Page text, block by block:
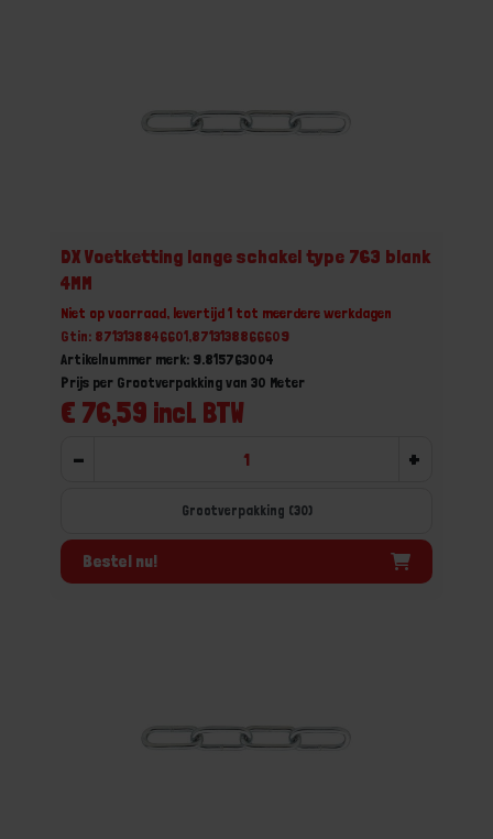
DX Voetketting lange schakel type 763 blank
4MM
Niet op voorraad, levertijd 1 tot meerdere werkdagen
Gtin: 8713138846601,8713138866609
Artikelnummer merk: 9.815763004
€ 76,59 incl. BTW
Prijs per Grootverpakking van 30 Meter
- +
Grootverpakking (30)
Bestel nu!